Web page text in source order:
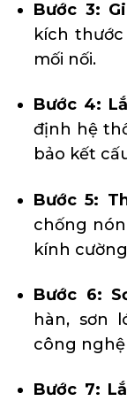
Bước 3:
kích
mối nối.
Bước 4:
định hệ
bảo kết
Bước 5:
chống
kính
Bước 6:
hàn, sơn
công nghệ
Bước 7: